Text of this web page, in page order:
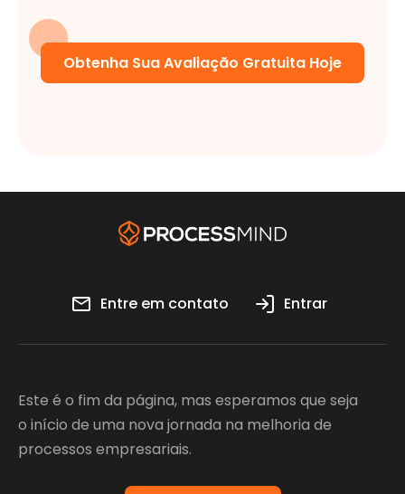
Obtenha Sua Avaliação Gratuita Hoje
Entre em contato Entrar
Este é o fim da página, mas esperamos que seja
o início de uma nova jornada na melhoria de
processos empresariais.